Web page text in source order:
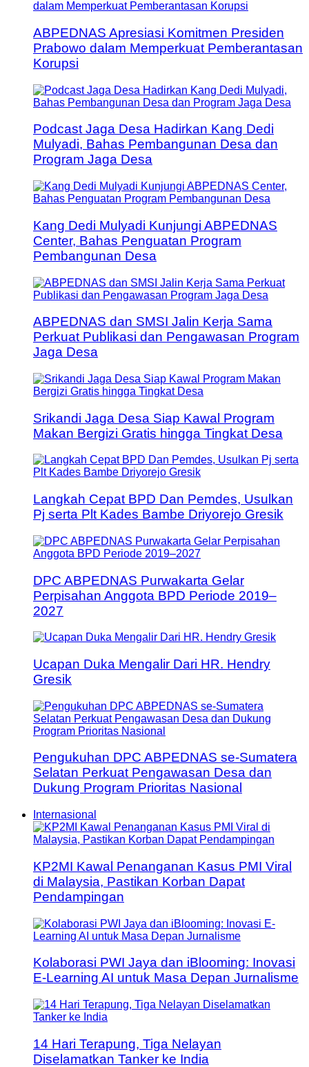
ABPEDNAS Apresiasi Komitmen Presiden
Prabowo dalam Memperkuat Pemberantasan
Korupsi
Podcast Jaga Desa Hadirkan Kang Dedi
Mulyadi, Bahas Pembangunan Desa dan
Program Jaga Desa
Kang Dedi Mulyadi Kunjungi ABPEDNAS
Center, Bahas Penguatan Program
Pembangunan Desa
ABPEDNAS dan SMSI Jalin Kerja Sama
Perkuat Publikasi dan Pengawasan Program
Jaga Desa
Srikandi Jaga Desa Siap Kawal Program
Makan Bergizi Gratis hingga Tingkat Desa
Langkah Cepat BPD Dan Pemdes, Usulkan
Pj serta Plt Kades Bambe Driyorejo Gresik
DPC ABPEDNAS Purwakarta Gelar
Perpisahan Anggota BPD Periode 2019–
2027
Ucapan Duka Mengalir Dari HR. Hendry
Gresik
Pengukuhan DPC ABPEDNAS se-Sumatera
Selatan Perkuat Pengawasan Desa dan
Dukung Program Prioritas Nasional
Internasional
KP2MI Kawal Penanganan Kasus PMI Viral
di Malaysia, Pastikan Korban Dapat
Pendampingan
Kolaborasi PWI Jaya dan iBlooming: Inovasi
E-Learning AI untuk Masa Depan Jurnalisme
14 Hari Terapung, Tiga Nelayan
Diselamatkan Tanker ke India